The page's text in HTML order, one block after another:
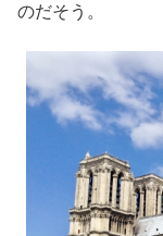
のだそう。